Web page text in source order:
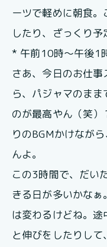
ーツで軽めに朝食
したり、ざっくり予
* 午前10時〜午後1
さあ、今日のお仕
ら、パジャマのま
のが最高やん（笑
りのBGMかけなが
んよ。
この3時間で、だい
きる日が多いかな
は変わるけどね。
と伸びをしたりして